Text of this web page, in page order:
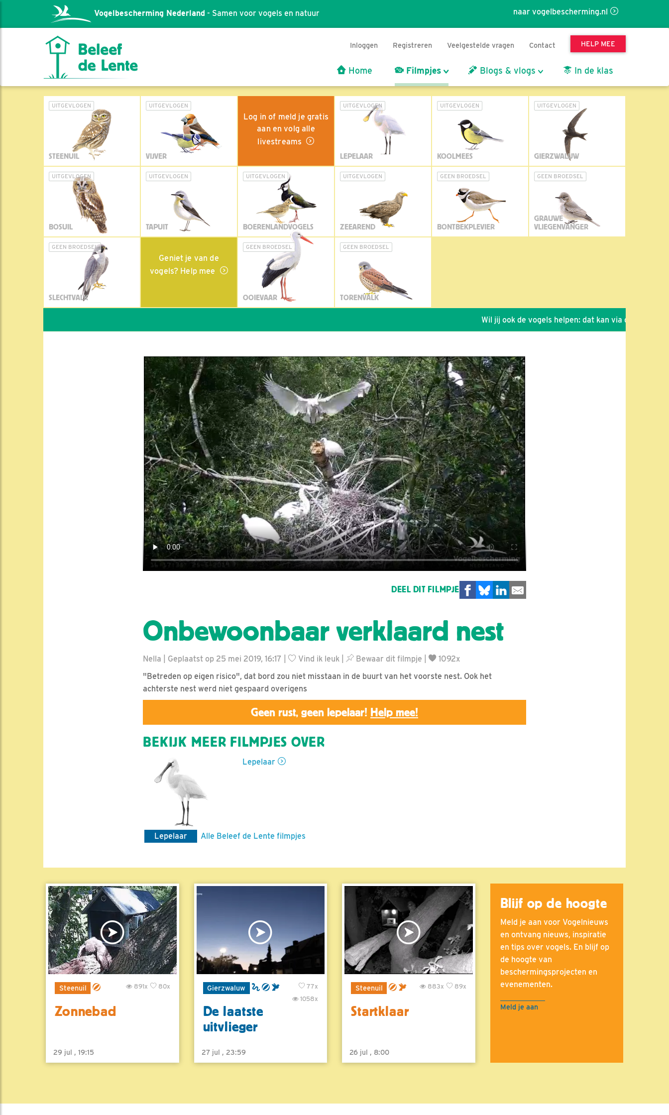
naar vogelbescherming.nl
Vogelbescherming Nederland - Samen voor vogels en natuur
Inloggen Registreren Veelgestelde vragen Contact HELP MEE
Home Filmpjes Blogs & vlogs In de klas
UITGEVLOGEN
STEENUIL
UITGEVLOGEN
VIJVER
Log in of meld je gratis
aan en volg alle
livestreams
UITGEVLOGEN
LEPELAAR
UITGEVLOGEN
KOOLMEES
UITGEVLOGEN
GIERZWALUW
UITGEVLOGEN
BOSUIL
UITGEVLOGEN
TAPUIT
UITGEVLOGEN
BOERENLANDVOGELS
UITGEVLOGEN
ZEEAREND
GEEN BROEDSEL
BONTBEKPLEVIER
GEEN BROEDSEL
GRAUWE
VLIEGENVANGER
GEEN BROEDSEL
SLECHTVALK
Geniet je van de
vogels? Help mee
GEEN BROEDSEL
OOIEVAAR
GEEN BROEDSEL
TORENVALK
Wil jij ook de vogels helpen: dat kan via de link!
DEEL DIT FILMPJE
Onbewoonbaar verklaard nest
Nella | Geplaatst op 25 mei 2019, 16:17 | Vind ik leuk Bewaar dit filmpje
1092x
"Betreden op eigen risico", dat bord zou niet misstaan in de buurt van het voorste nest. Ook het
achterste nest werd niet gespaard overigens
Geen rust, geen lepelaar! Help mee!
BEKIJK MEER FILMPJES OVER
Lepelaar
Lepelaar Alle Beleef de Lente filmpjes
Steenuil 80x
891x
Zonnebad
29 jul , 19:15
Gierzwaluw
77x
1058x
De laatste
uitvlieger
27 jul , 23:59
Steenuil 89x
883x
Startklaar
26 jul , 8:00
Blijf op de hoogte
Meld je aan voor Vogelnieuws
en ontvang nieuws, inspiratie
en tips over vogels. En blijf op
de hoogte van
beschermingsprojecten en
evenementen.
Meld je aan